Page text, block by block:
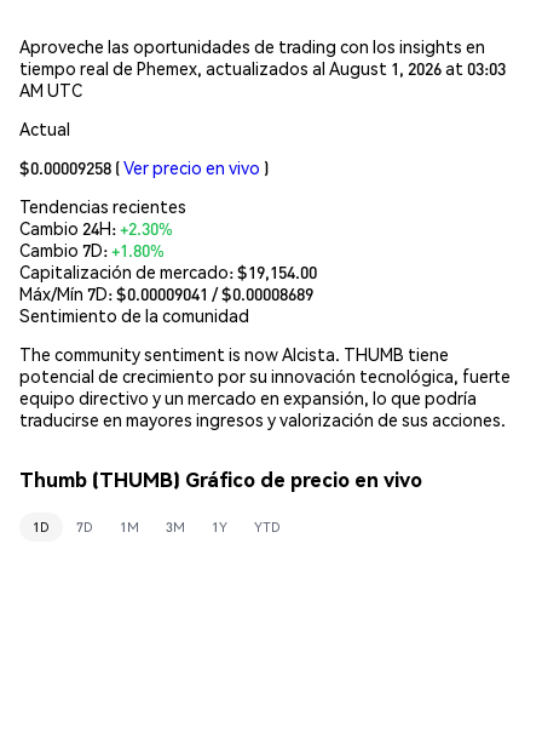
Aproveche las oportunidades de trading con los insights en
tiempo real de Phemex, actualizados al August 1, 2026 at 03:03
AM UTC
Actual
$0.00009258 (Ver precio en vivo )
Tendencias recientes
Cambio 24H:+2.30%
Cambio 7D:+1.80%
Capitalización de mercado:$19,154.00
Máx/Mín 7D: $0.00009041 / $0.00008689
Sentimiento de la comunidad
The community sentiment is now Alcista. THUMB tiene
potencial de crecimiento por su innovación tecnológica, fuerte
equipo directivo y un mercado en expansión, lo que podría
traducirse en mayores ingresos y valorización de sus acciones.
Thumb (THUMB) Gráfico de precio en vivo
1D 7D 1M 3M 1Y YTD